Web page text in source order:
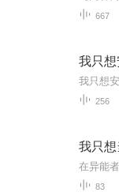
667
我只
256
83